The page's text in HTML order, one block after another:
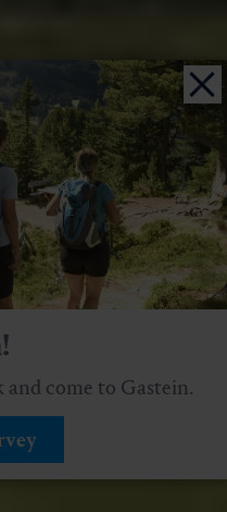
come to Gastein.